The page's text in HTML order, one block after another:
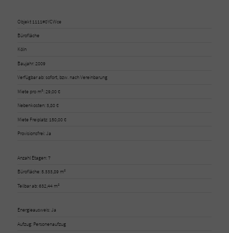
Objekt 1111#0YCWce
Bürofläche
Köln
Baujahr: 2009
Verfügbar ab: sofort, bzw. nach Vereinbarung
Miete pro m²: 29,00 €
Nebenkosten: 3,80 €
Miete Freiplatz: 150,00 €
Provisionsfrei: Ja
Anzahl Etagen: 7
Bürofläche: 5.333,89 m²
Teilbar ab: 632,44 m²
Energieausweis: Ja
Aufzug: Personenaufzug